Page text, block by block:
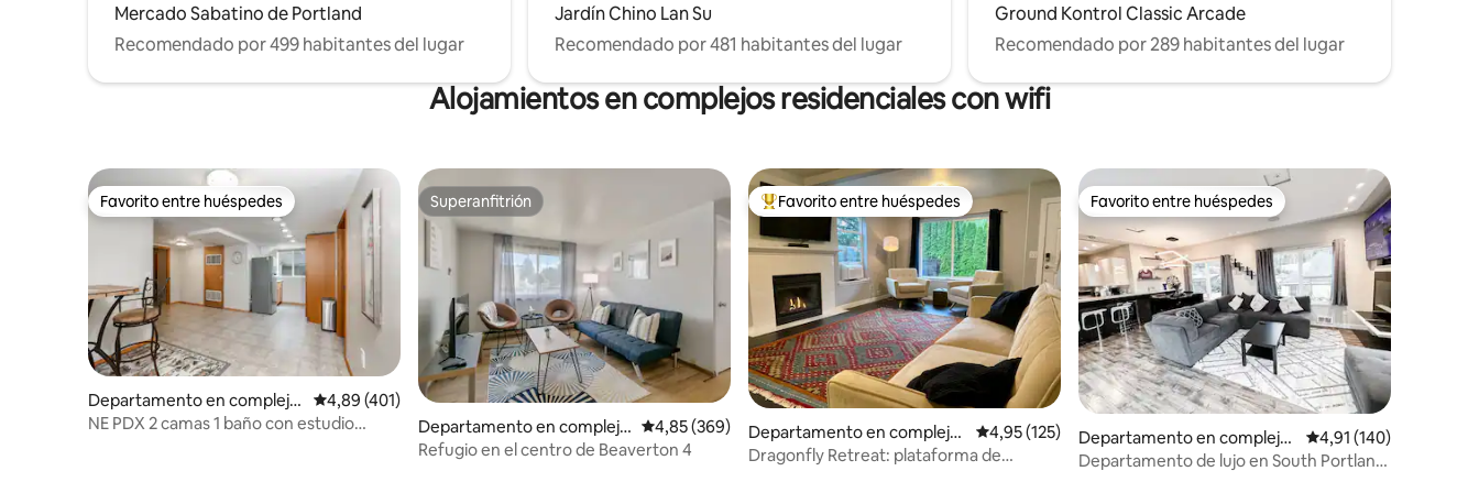
Mercado Sabatino de Portland
Recomendado por 499 habitantes del lugar
Jardín Chino Lan Su
Recomendado por 481 habitantes del lugar
Ground Kontrol Classic Arcade
Recomendado por 289 habitantes del lugar
Alojamientos en complejos residenciales con wifi
Favorito entre huéspedes
Favorito entre huéspedes
Departamento en complejo
residencial en Portland
Calificación promedio: 4,89 de 5. 401 evaluaciones
4,89 (401)
NE PDX 2 camas 1 baño con estudio
Superanfitrión
Superanfitrión
Departamento en complejo
residencial en Beaverton
Calificación promedio: 4,85 de 5. 369 evaluaciones
4,85 (369)
Refugio en el centro de Beaverton 4
Favorito entre los huéspedes más destacados
Favorito entre huéspedes
Departamento en complejo
residencial en Portland
Calificación promedio: 4,95 de 5. 125 evaluaciones
4,95 (125)
Dragonfly Retreat: plataforma de
Favorito entre huéspedes
Favorito entre huéspedes
Departamento en complejo
residencial en Portland
Calificación promedio:
4,91 (140)
Departamento de lujo en South Portland,